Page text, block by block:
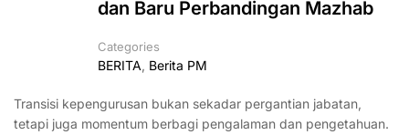
dan Baru Perbandingan Mazhab
Categories
BERITA, Berita PM
Transisi kepengurusan bukan sekadar pergantian jabatan,
tetapi juga momentum berbagi pengalaman dan pengetahuan.